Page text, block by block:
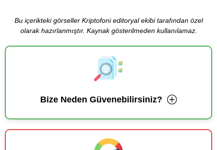
Bu içerikteki görseller Kriptofoni editoryal ekibi tarafından özel
olarak hazırlanmıştır. Kaynak gösterilmeden kullanılamaz.
Bize Neden Güvenebilirsiniz?